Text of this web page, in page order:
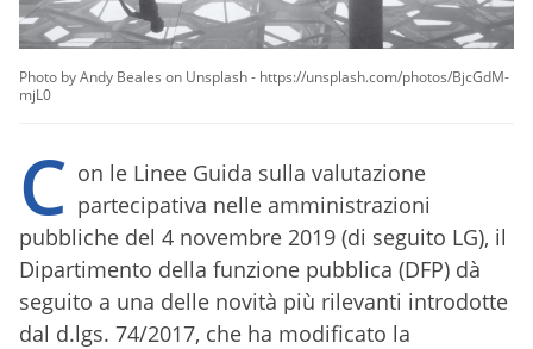
Photo by Andy Beales on Unsplash - https://unsplash.com/photos/BjcGdM-
mjL0
C on le Linee Guida sulla valutazione
partecipativa nelle amministrazioni
pubbliche del 4 novembre 2019 (di seguito LG), il
Dipartimento della funzione pubblica (DFP) dà
seguito a una delle novità più rilevanti introdotte
dal d.lgs. 74/2017, che ha modificato la